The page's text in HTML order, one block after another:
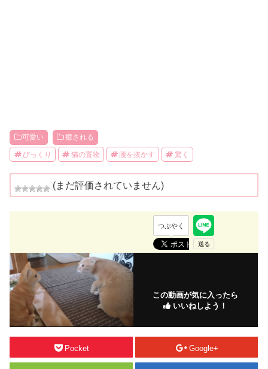
可愛い 癒される
びっくり 猫の置物 腰を抜かす 驚く
(まだ評価されていません)
つぶやく
この動画が気に入ったら
いいねしよう！
Pocket Google+